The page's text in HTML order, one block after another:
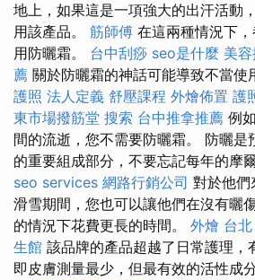
地上，如果這是一項強大的出汗活動
用該產品。 筋師傅 在這兩種情況下
用防曬霜。 台中刮痧 seo是什麼 美
薦 關於防曬霜的神話可能導致不當使
護照 法人定義 舒壓課程 外燴佈置 護
東市場撥筋堂 搜索 台中推拿推薦 例
間的流逝，您不需要防曬霜。 防曬是
的重要組成部分，不要忘記每年的摩
seo services 網路行銷公司 對於他們
滑雪期間，您也可以讓他們在沒有曬
的情況下花費更長的時間。 外燴 台北
生館 該品牌的產品超越了日常護理，
即皮膚測量最少，但最有效的活性成